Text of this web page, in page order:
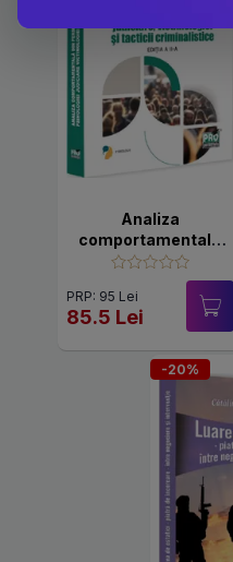
Analiza
comportamentala
din perspectiva
psihologiei judiciare,
victimologiei si
tacticii
a II-a
PRP: 95 Lei
85.5 Lei
-20%